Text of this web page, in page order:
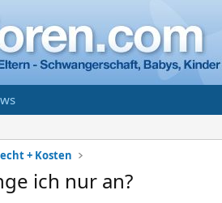
+ Kosten
ich nur an?